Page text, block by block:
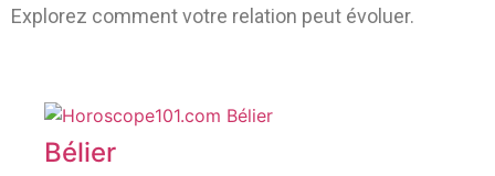
Explorez comment votre relation peut évoluer.
Bélier